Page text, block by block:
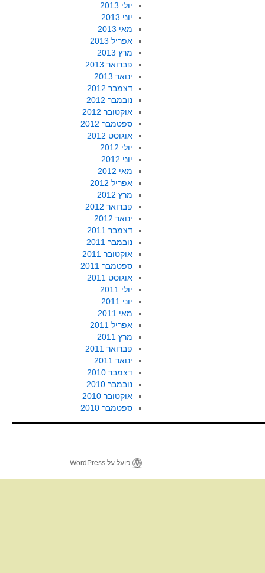
יולי 2013
יוני 2013
מאי 2013
אפריל 2013
מרץ 2013
פברואר 2013
ינואר 2013
דצמבר 2012
נובמבר 2012
אוקטובר 2012
ספטמבר 2012
אוגוסט 2012
יולי 2012
יוני 2012
מאי 2012
אפריל 2012
מרץ 2012
פברואר 2012
ינואר 2012
דצמבר 2011
נובמבר 2011
אוקטובר 2011
ספטמבר 2011
אוגוסט 2011
יולי 2011
יוני 2011
מאי 2011
אפריל 2011
מרץ 2011
פברואר 2011
ינואר 2011
דצמבר 2010
נובמבר 2010
אוקטובר 2010
ספטמבר 2010
פועל על WordPress.